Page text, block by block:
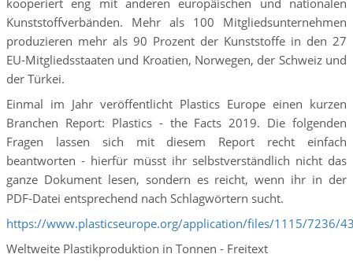
kooperiert eng mit anderen europäischen und nationalen
Kunststoffverbänden. Mehr als 100 Mitgliedsunternehmen
produzieren mehr als 90 Prozent der Kunststoffe in den 27
EU-Mitgliedsstaaten und Kroatien, Norwegen, der Schweiz und
der Türkei.
Einmal im Jahr veröffentlicht Plastics Europe einen kurzen
Branchen Report: Plastics - the Facts 2019. Die folgenden
Fragen lassen sich mit diesem Report recht einfach
beantworten - hierfür müsst ihr selbstverständlich nicht das
ganze Dokument lesen, sondern es reicht, wenn ihr in der
PDF-Datei entsprechend nach Schlagwörtern sucht.
https://www.plasticseurope.org/application/files/1115/7236/
Weltweite Plastikproduktion in Tonnen - Freitext